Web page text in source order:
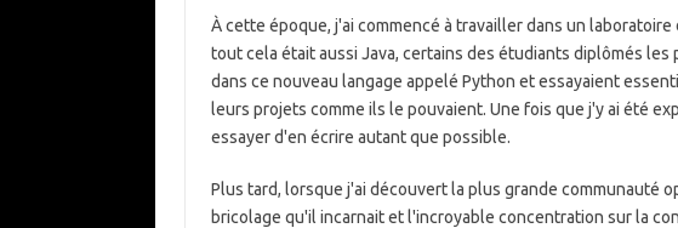
À cette époque, j'ai commencé à travailler dans un
tout cela était aussi Java, certains des étudiants diplômés
dans ce nouveau langage appelé Python et essayaient
leurs projets comme ils le pouvaient. Une fois que j'y ai été
essayer d'en écrire autant que possible.
Plus tard, lorsque j'ai découvert la plus grande communauté
bricolage qu'il incarnait et l'incroyable concentration sur la